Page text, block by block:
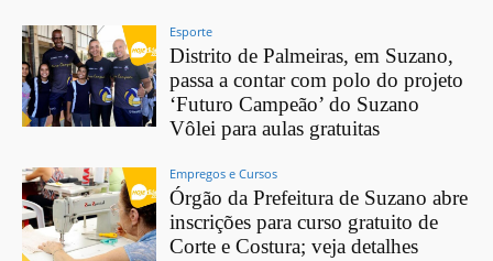
Esporte
Distrito de Palmeiras, em Suzano,
passa a contar com polo do projeto
‘Futuro Campeão’ do Suzano
Vôlei para aulas gratuitas
Empregos e Cursos
Órgão da Prefeitura de Suzano abre
inscrições para curso gratuito de
Corte e Costura; veja detalhes